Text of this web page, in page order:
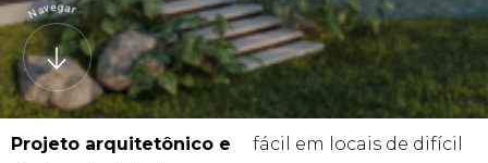
Navegar
Projeto arquitetônico e
fácil em locais de difícil